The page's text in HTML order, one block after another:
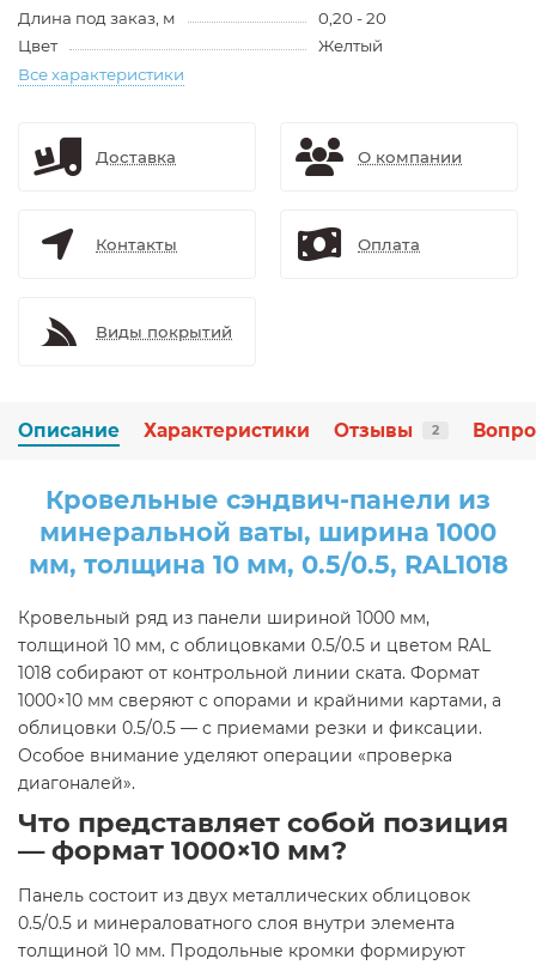
Длина под заказ, м
0,20 - 20
Цвет
Желтый
Все характеристики
Доставка О компании
Контакты Оплата
Виды покрытий
Описание Характеристики Отзывы 2
Кровельные сэндвич-панели из
минеральной ваты, ширина 1000
мм, толщина 10 мм, 0.5/0.5, RAL1018
Кровельный ряд из панели шириной 1000 мм,
толщиной 10 мм, с облицовками 0.5/0.5 и цветом RAL
1018 собирают от контрольной линии ската. Формат
1000×10 мм сверяют с опорами и крайними картами, а
облицовки 0.5/0.5 — с приемами резки и фиксации.
Особое внимание уделяют операции «проверка
диагоналей».
Что представляет собой позиция
— формат 1000×10 мм?
Панель состоит из двух металлических облицовок
0.5/0.5 и минераловатного слоя внутри элемента
толщиной 10 мм. Продольные кромки формируют